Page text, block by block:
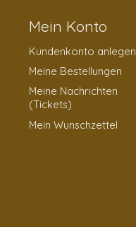
Mein Konto
Kundenkonto anlegen
Meine Bestellungen
Meine Nachrichten
(Tickets)
Mein Wunschzettel